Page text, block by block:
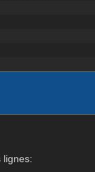
lignes: